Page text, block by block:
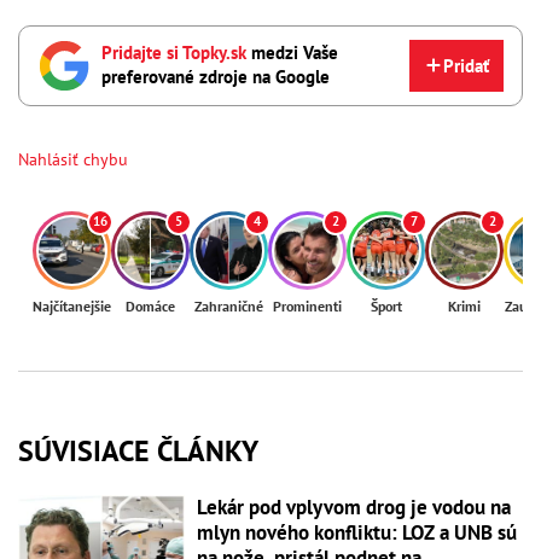
Pridajte si Topky.skmedzi Vaše
preferované zdroje na Google
Pridať
Nahlásiť chybu
16
Najčítanejšie
5
Domáce
4
Zahraničné
2
Prominenti
7
Šport
2
Krimi
SÚVISIACE ČLÁNKY
Lekár pod vplyvom drog je vodou na
mlyn nového konfliktu: LOZ a UNB sú